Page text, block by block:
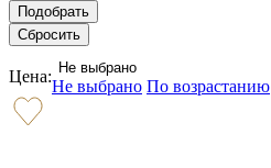
Цена: Не выбрано
Не выбрано По возрастанию